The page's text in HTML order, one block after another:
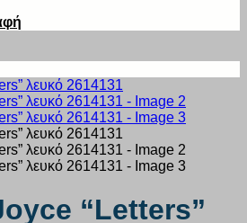
“Letters”